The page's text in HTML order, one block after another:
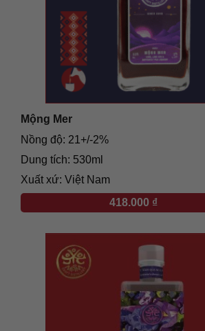
Nồng độ: 21+/-2%
Dung tích: 530ml
Xuất xứ: Việt Nam
Mộng Mer
418.000 ₫